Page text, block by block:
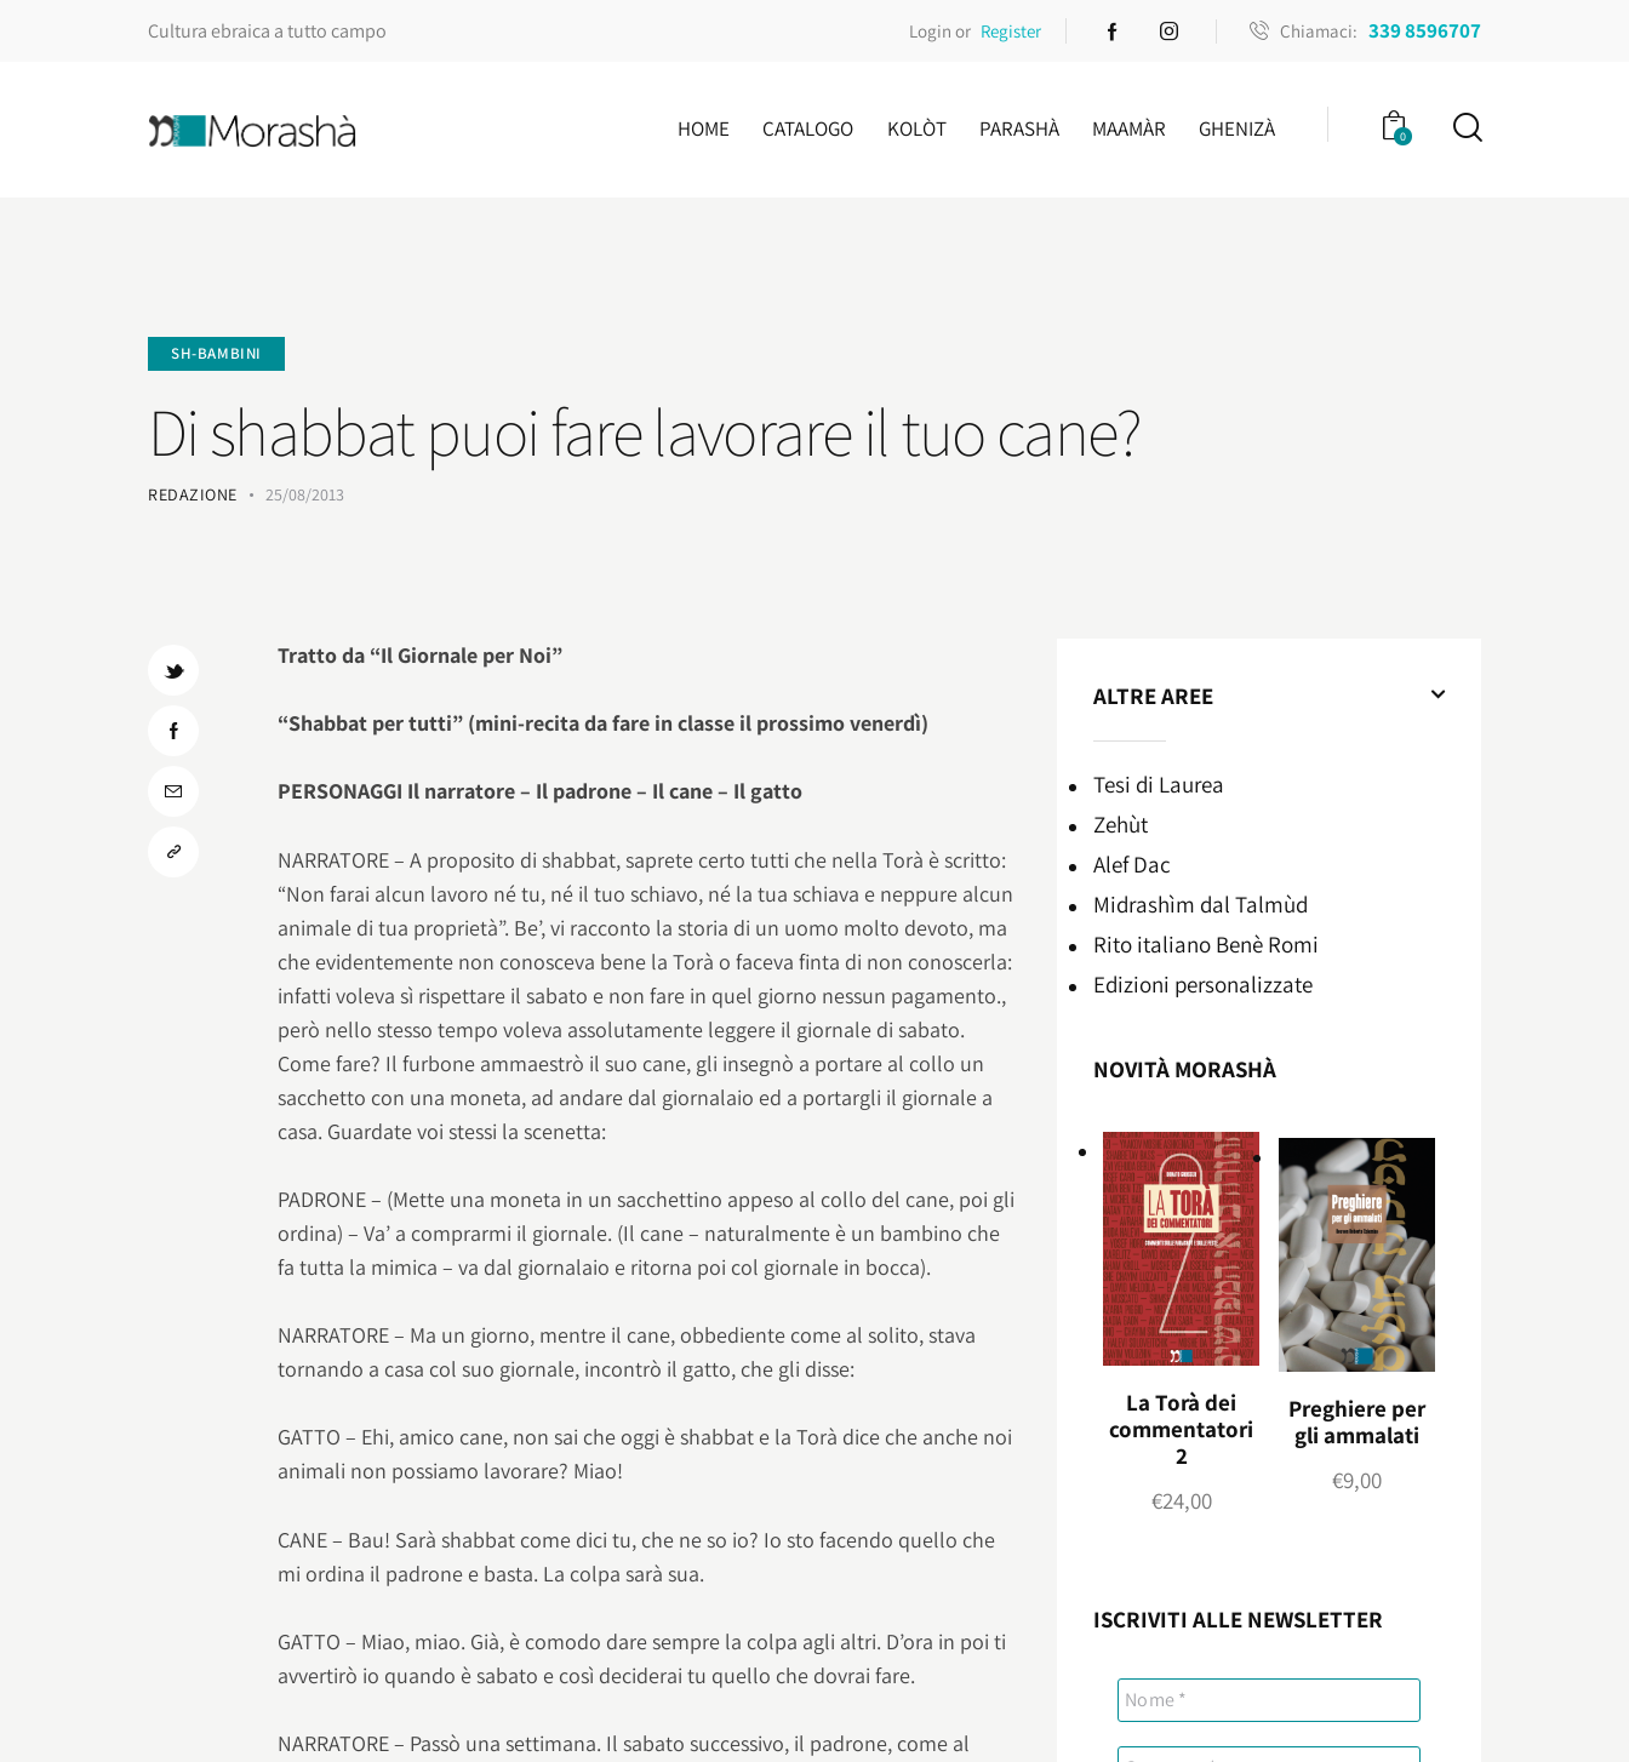
Cultura ebraica a tutto campo Login or Register Chiamaci: 339 8596707
HOME CATALOGO KOLÒT PARASHÀ MAAMÀR GHENIZÀ 0
SH-BAMBINI
Di shabbat puoi fare lavorare il tuo cane?
REDAZIONE 25/08/2013
Tratto da “Il Giornale per Noi”
“Shabbat per tutti” (mini-recita da fare in classe il prossimo venerdì)
PERSONAGGI Il narratore – Il padrone – Il cane – Il gatto
NARRATORE – A proposito di shabbat, saprete certo tutti che nella Torà è scritto:
“Non farai alcun lavoro né tu, né il tuo schiavo, né la tua schiava e neppure alcun
animale di tua proprietà”. Be’, vi racconto la storia di un uomo molto devoto, ma
che evidentemente non conosceva bene la Torà o faceva finta di non conoscerla:
infatti voleva sì rispettare il sabato e non fare in quel giorno nessun pagamento.,
però nello stesso tempo voleva assolutamente leggere il giornale di sabato.
Come fare? Il furbone ammaestrò il suo cane, gli insegnò a portare al collo un
sacchetto con una moneta, ad andare dal giornalaio ed a portargli il giornale a
casa. Guardate voi stessi la scenetta:
PADRONE – (Mette una moneta in un sacchettino appeso al collo del cane, poi gli
ordina) – Va’ a comprarmi il giornale. (Il cane – naturalmente è un bambino che
fa tutta la mimica – va dal giornalaio e ritorna poi col giornale in bocca).
NARRATORE – Ma un giorno, mentre il cane, obbediente come al solito, stava
tornando a casa col suo giornale, incontrò il gatto, che gli disse:
GATTO – Ehi, amico cane, non sai che oggi è shabbat e la Torà dice che anche noi
animali non possiamo lavorare? Miao!
CANE – Bau! Sarà shabbat come dici tu, che ne so io? Io sto facendo quello che
mi ordina il padrone e basta. La colpa sarà sua.
GATTO – Miao, miao. Già, è comodo dare sempre la colpa agli altri. D’ora in poi ti
avvertirò io quando è sabato e così deciderai tu quello che dovrai fare.
NARRATORE – Passò una settimana. Il sabato successivo, il padrone, come al
ALTRE AREE
Tesi di Laurea
Zehùt
Alef Dac
Midrashìm dal Talmùd
Rito italiano Benè Romi​
Edizioni personalizzate
NOVITÀ MORASHÀ
La Torà dei
commentatori
2
€24,00
Preghiere per
gli ammalati
€9,00
ISCRIVITI ALLE NEWSLETTER